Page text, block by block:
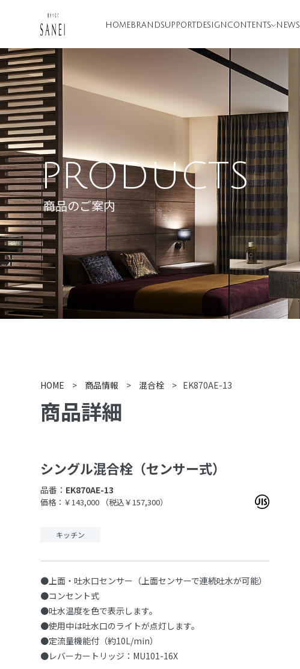
HOME BRANDSUPPORT DESIGN CONTENTS NEWS
PRODUCTS
商品のご案内
HOME > 商品情報 > 混合栓 > EK870AE-13
商品詳細
シングル混合栓（センサー式）
品番： EK870AE-13
価格：￥143,000 （税込￥157,300）
キッチン
●上面・吐水口センサー（上面センサーで連続吐水が可能）
●コンセント式
●吐水温度を色で表示します。
●使用中は吐水口のライトが点灯します。
●定流量機能付（約10L/min）
●レバーカートリッジ：MU101-16X